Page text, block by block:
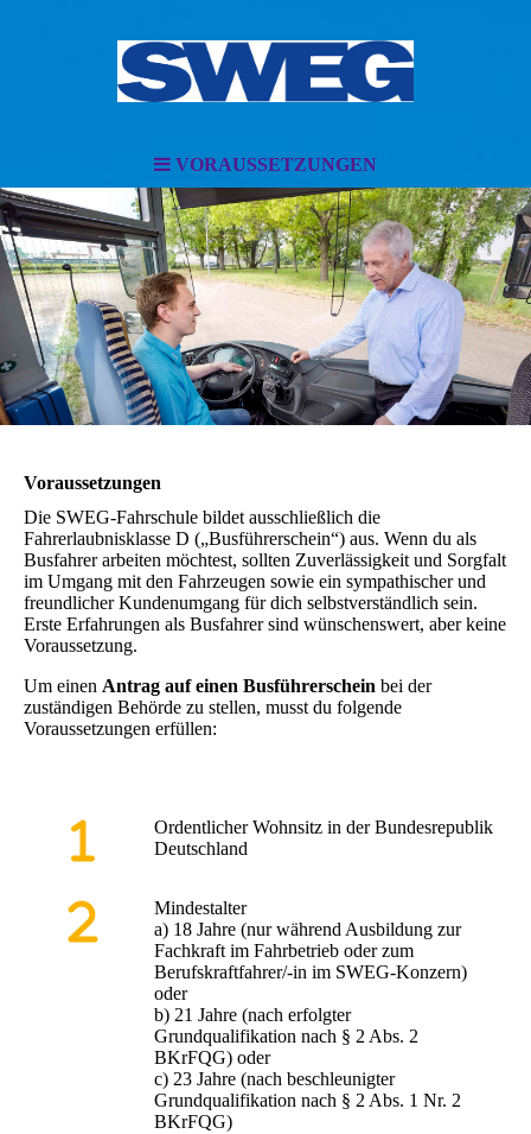
VORAUSSETZUNGEN
Voraussetzungen
Die SWEG-Fahrschule bildet ausschließlich die
Fahrerlaubnisklasse D („Busführerschein“) aus. Wenn du als
Busfahrer arbeiten möchtest, sollten Zuverlässigkeit und Sorgfalt
im Umgang mit den Fahrzeugen sowie ein sympathischer und
freundlicher Kundenumgang für dich selbstverständlich sein.
Erste Erfahrungen als Busfahrer sind wünschenswert, aber keine
Voraussetzung.
Um einen Antrag auf einen Busführerschein bei der
zuständigen Behörde zu stellen, musst du folgende
Voraussetzungen erfüllen:
Ordentlicher Wohnsitz in der Bundesrepublik
Deutschland
Mindestalter
a) 18 Jahre (nur während Ausbildung zur
Fachkraft im Fahrbetrieb oder zum
Berufskraftfahrer/-in im SWEG-Konzern)
oder
b) 21 Jahre (nach erfolgter
Grundqualifikation nach § 2 Abs. 2
BKrFQG) oder
c) 23 Jahre (nach beschleunigter
Grundqualifikation nach § 2 Abs. 1 Nr. 2
BKrFQG)